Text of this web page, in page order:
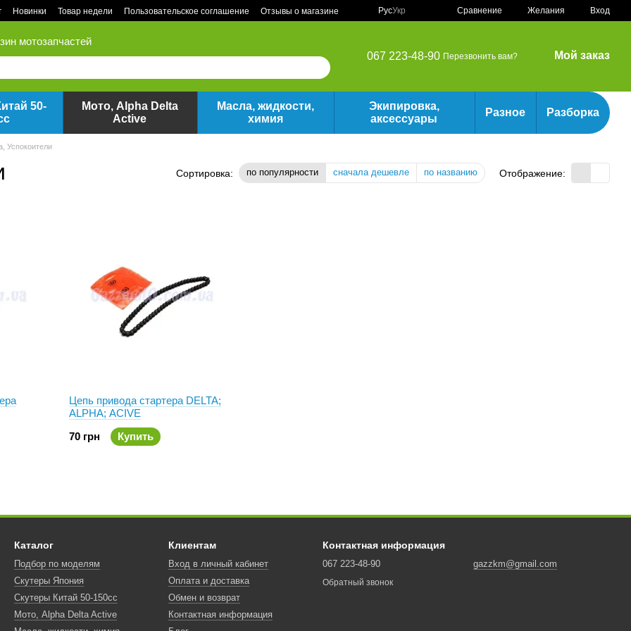
Новинки Товар недели Пользовательское соглашение Отзывы о магазине РусУкр Сравнение Желания Вход
мотозапчастей
067 223-48-90 Перезвонить вам? Мой заказ
50-
Мото, Alpha Delta
Active
Масла, жидкости,
химия
Экипировка,
аксессуары
Разное Разборка
Успокоители
Сортировка: по популярности сначала дешевле по названию Отображение:
Цепь привода стартера DELTA;
ALPHA; ACIVE
70 грн
Купить
Каталог
Подбор по моделям
Скутеры Япония
Скутеры Китай 50-150сс
Мото, Alpha Delta Active
Клиентам
Вход в личный кабинет
Оплата и доставка
Обмен и возврат
Контактная информация
Контактная информация
067 223-48-90
Обратный звонок
gazzkm@gmail.com